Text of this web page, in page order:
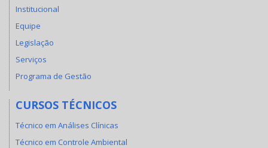
Institucional
Equipe
Legislação
Serviços
Programa de Gestão
CURSOS TÉCNICOS
Técnico em Análises Clínicas
Técnico em Controle Ambiental